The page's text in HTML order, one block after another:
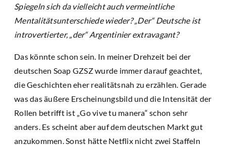
Spiegeln sich da vielleicht auch vermeintliche
Mentalitätsunterschiede wieder? „Der“ Deutsche ist
introvertierter, „der“ Argentinier extravagant?
Das könnte schon sein. In meiner Drehzeit bei der
deutschen Soap GZSZ wurde immer darauf geachtet,
die Geschichten eher realitätsnah zu erzählen. Gerade
was das äußere Erscheinungsbild und die Intensität der
Rollen betrifft ist „Go vive tu manera“ schon sehr
anders. Es scheint aber auf dem deutschen Markt gut
anzukommen. Sonst hätte Netflix nicht zwei Staffeln